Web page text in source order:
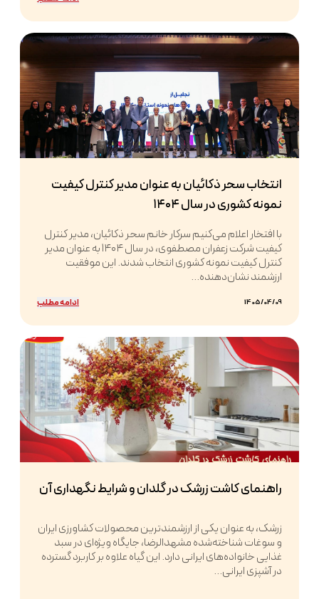
انتخاب سحر ذکائیان به عنوان مدیر کنترل کیفیت
نمونه کشوری در سال ۱۴۰۴
با افتخار اعلام می‌کنیم سرکار خانم سحر ذکائیان، مدیر کنترل
کیفیت شرکت زعفران مصطفوی، در سال ۱۴۰۴ به عنوان مدیر
کنترل کیفیت نمونه کشوری انتخاب شدند. این موفقیت
ارزشمند نشان‌دهنده...
1405/04/09 ادامه مطلب
راهنمای کاشت زرشک در گلدان و شرایط نگهداری آن
زرشک، به عنوان یکی از ارزشمندترین محصولات کشاورزی ایران
و سوغات شناخته‌شده مشهدالرضا، جایگاه ویژه‌ای در سبد
غذایی خانواده‌های ایرانی دارد. این گیاه علاوه بر کاربرد گسترده
در آشپزی ایرانی...